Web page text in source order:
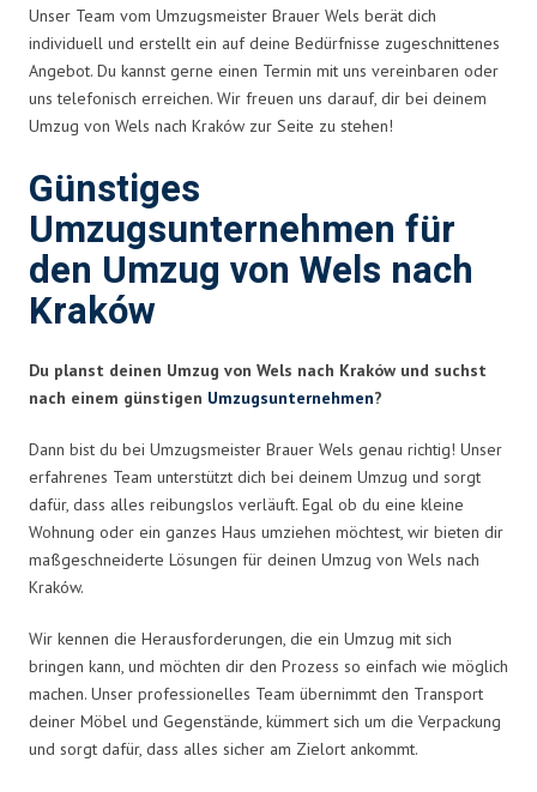
Unser Team vom Umzugsmeister Brauer Wels berät dich
individuell und erstellt ein auf deine Bedürfnisse zugeschnittenes
Angebot. Du kannst gerne einen Termin mit uns vereinbaren oder
uns telefonisch erreichen. Wir freuen uns darauf, dir bei deinem
Umzug von Wels nach Kraków zur Seite zu stehen!
Günstiges
Umzugsunternehmen für
den Umzug von Wels nach
Kraków
Du planst deinen Umzug von Wels nach Kraków und suchst
nach einem günstigen Umzugsunternehmen?
Dann bist du bei Umzugsmeister Brauer Wels genau richtig! Unser
erfahrenes Team unterstützt dich bei deinem Umzug und sorgt
dafür, dass alles reibungslos verläuft. Egal ob du eine kleine
Wohnung oder ein ganzes Haus umziehen möchtest, wir bieten dir
maßgeschneiderte Lösungen für deinen Umzug von Wels nach
Kraków.
Wir kennen die Herausforderungen, die ein Umzug mit sich
bringen kann, und möchten dir den Prozess so einfach wie möglich
machen. Unser professionelles Team übernimmt den Transport
deiner Möbel und Gegenstände, kümmert sich um die Verpackung
und sorgt dafür, dass alles sicher am Zielort ankommt.